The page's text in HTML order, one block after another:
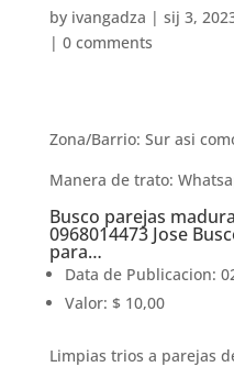
by ivangadza | sij 3,
| 0 comments
Zona/Barrio: Sur asi­
Manera de trato:
Busco parejas
0968014473 Jose
para…
Data de Publicacion:
Valor: $ 10,00
Limpias trios a parejas